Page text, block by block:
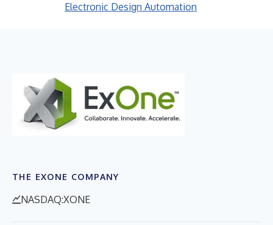
Electronic Design Automation
THE EXONE COMPANY
NASDAQ:XONE